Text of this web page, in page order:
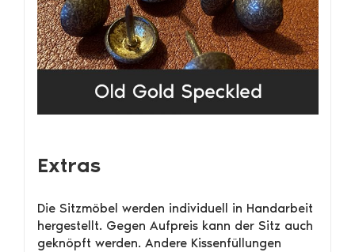
Extras
Die Sitzmöbel werden individuell in Handarbeit
hergestellt. Gegen Aufpreis kann der Sitz auch
geknöpft werden. Andere Kissenfüllungen